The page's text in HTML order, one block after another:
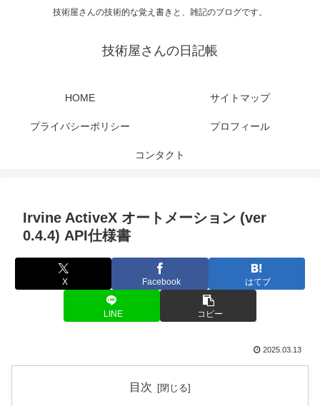
技術屋さんの技術的な覚え書きと、雑記のブログです。
技術屋さんの日記帳
HOME サイトマップ
プライバシーポリシー プロフィール
コンタクト
Irvine ActiveX オートメーション (ver
0.4.4) API仕様書
X Facebook はてブ
LINE コピー
2025.03.13
目次